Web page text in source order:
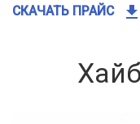
СКАЧАТЬ ПРАЙС get_app